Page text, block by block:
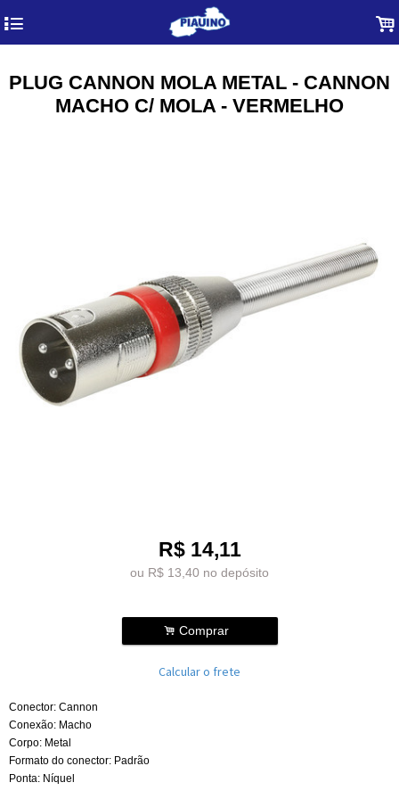
4 .
PLUG CANNON MOLA METAL - CANNON
MACHO C/ MOLA - VERMELHO
R$ 14,11
ou R$ 13,40 no depósito
. Comprar
Calcular o frete
Conector: Cannon
Conexão: Macho
Corpo: Metal
Formato do conector: Padrão
Ponta: Níquel